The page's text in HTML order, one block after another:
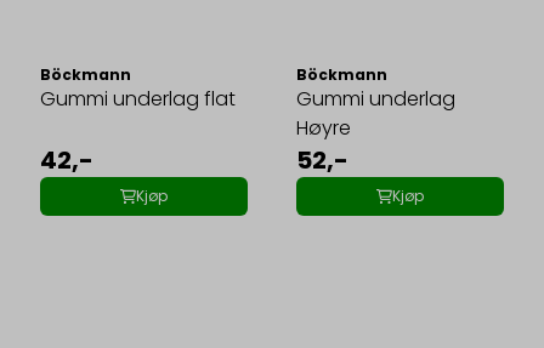
Böckmann
Gummi underlag flat
42,-
Kjøp
Böckmann
Gummi underlag
Høyre
52,-
Kjøp